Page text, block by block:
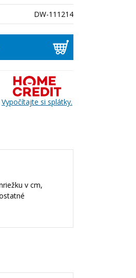
DW-111214
Vypočítajte si splátky.
v cm,